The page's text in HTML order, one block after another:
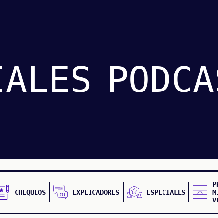
CHEQUEOS EXPLICADORES ESPECIALES